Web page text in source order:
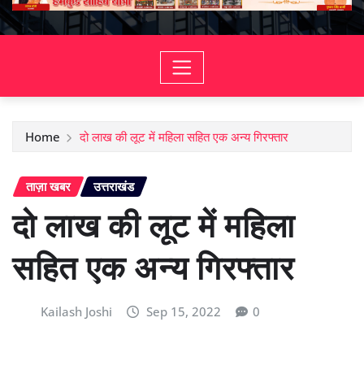
Home दो लाख की लूट में महिला सहित एक अन्य गिरफ्तार
ताज़ा खबर उत्तराखंड
दो लाख की लूट में महिला
सहित एक अन्य गिरफ्तार
Kailash Joshi Sep 15, 2022 0